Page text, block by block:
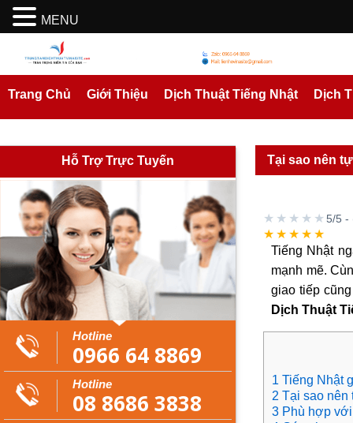
Trang Chủ Giới Thiệu Dịch Thuật Tiếng Nhật Dịch
Tại sao nên
★★★★★
★★★★★
5/5 -
Tiếng Nhật
mạnh mẽ.
giao tiếp
Dịch Thuật
1 Tiếng Nhật
2 Tại sao nên
3 Phù hợp
Hỗ Trợ Trực Tuyến
Hotline
0966 64 8869
Hotline
08 8686 3838
MENU